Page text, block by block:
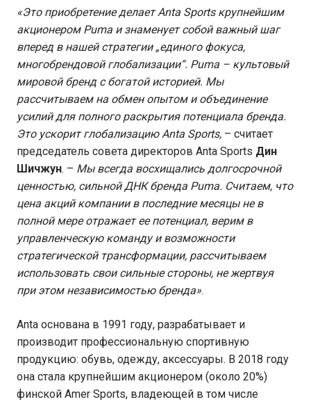
«Это приобретение делает Anta Sports крупнейшим
акционером Puma и знаменует собой важный шаг
вперед в нашей стратегии „единого фокуса,
многобрендовой глобализации“. Puma – культовый
мировой бренд с богатой историей. Мы
рассчитываем на обмен опытом и объединение
усилий для полного раскрытия потенциала бренда.
Это ускорит глобализацию Anta Sports, – считает
председатель совета директоров Anta Sports Дин
Шичжун. – Мы всегда восхищались долгосрочной
ценностью, сильной ДНК бренда Puma. Считаем, что
цена акций компании в последние месяцы не в
полной мере отражает ее потенциал, верим в
управленческую команду и возможности
стратегической трансформации, рассчитываем
использовать свои сильные стороны, не жертвуя
при этом независимостью бренда».
Anta основана в 1991 году, разрабатывает и
производит профессиональную спортивную
продукцию: обувь, одежду, аксессуары. В 2018 году
она стала крупнейшим акционером (около 20%)
финской Amer Sports, владеющей в том числе